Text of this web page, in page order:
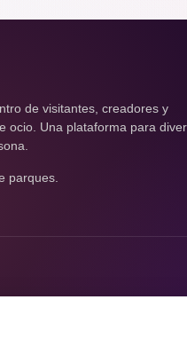
de visitantes, creadores y
ocio. Una plataforma para
parques.